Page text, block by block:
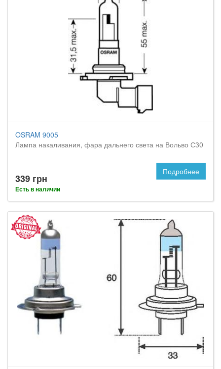
OSRAM 9005
Лампа накаливания, фара дальнего света на Вольво С30
339 грн
Есть в наличии
Подробнее